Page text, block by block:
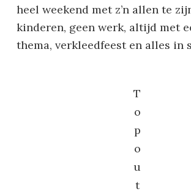
heel weekend met z’n allen te
kinderen, geen werk, altijd met
thema, verkleedfeest en alles in
T
o
p
o
u
t